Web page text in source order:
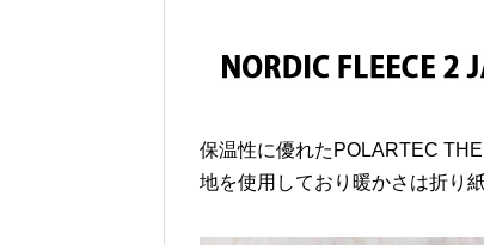
保温性に優れたPOLARTEC
地を使用しており暖かさは折り